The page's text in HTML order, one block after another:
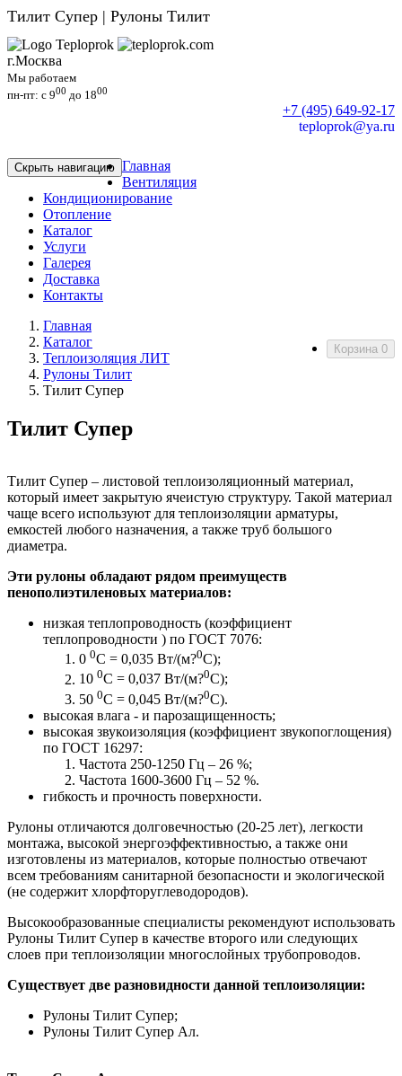
Тилит Супер | Рулоны Тилит
г.Москва
Мы работаем
пн-пт: c 900 до 1800
+7 (495) 649-92-17
teploprok@ya.ru
Скрыть навигацию Главная
Вентиляция
Кондиционирование
Отопление
Каталог
Услуги
Галерея
Доставка
Контакты
Корзина 0
Главная
Каталог
Теплоизоляция ЛИТ
Рулоны Тилит
Тилит Супер
Тилит Супер
Тилит Супер – листовой теплоизоляционный материал,
который имеет закрытую ячеистую структуру. Такой материал
чаще всего используют для теплоизоляции арматуры,
емкостей любого назначения, а также труб большого
диаметра.
Эти рулоны обладают рядом преимуществ
пенополиэтиленовых материалов:
низкая теплопроводность (коэффициент
теплопроводности ) по ГОСТ 7076:
0 0С = 0,035 Вт/(м?0С);
10 0С = 0,037 Вт/(м?0С);
50 0С = 0,045 Вт/(м?0С).
высокая влага - и парозащищенность;
высокая звукоизоляция (коэффициент звукопоглощения)
по ГОСТ 16297:
Частота 250-1250 Гц – 26 %;
Частота 1600-3600 Гц – 52 %.
гибкость и прочность поверхности.
Рулоны отличаются долговечностью (20-25 лет), легкости
монтажа, высокой энергоэффективностью, а также они
изготовлены из материалов, которые полностью отвечают
всем требованиям санитарной безопасности и экологической
(не содержит хлорфторуглеводородов).
Высокообразованные специалисты рекомендуют использовать
Рулоны Тилит Супер в качестве второго или следующих
слоев при теплоизоляции многослойных трубопроводов.
Существует две разновидности данной теплоизоляции:
Рулоны Тилит Супер;
Рулоны Тилит Супер Ал.